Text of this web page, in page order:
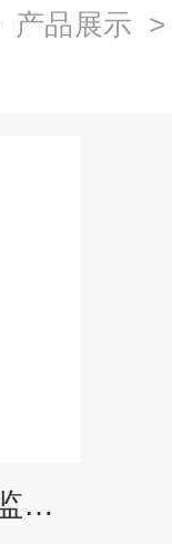
产品展示
TH-YZ2地震救援安全监测仪